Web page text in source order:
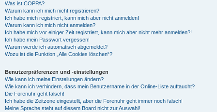
Was ist COPPA?
Warum kann ich mich nicht registrieren?
Ich habe mich registriert, kann mich aber nicht anmelden!
Warum kann ich mich nicht anmelden?
Ich habe mich vor einiger Zeit registriert, kann mich aber nicht mehr anmelden?!
Ich habe mein Passwort vergessen!
Warum werde ich automatisch abgemeldet?
Wozu ist die Funktion „Alle Cookies löschen“?
Benutzerpräferenzen und -einstellungen
Wie kann ich meine Einstellungen ändern?
Wie kann ich verhindern, dass mein Benutzername in der Online-Liste auftaucht?
Die Forenuhr geht falsch!
Ich habe die Zeitzone eingestellt, aber die Forenuhr geht immer noch falsch!
Meine Sprache steht auf diesem Board nicht zur Auswahl!